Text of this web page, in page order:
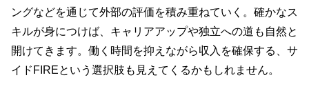
ングなどを通じて外部の評価を積み重ねていく。確かなス
キルが身につけば、キャリアアップや独立への道も自然と
開けてきます。働く時間を抑えながら収入を確保する、サ
イドFIREという選択肢も見えてくるかもしれません。